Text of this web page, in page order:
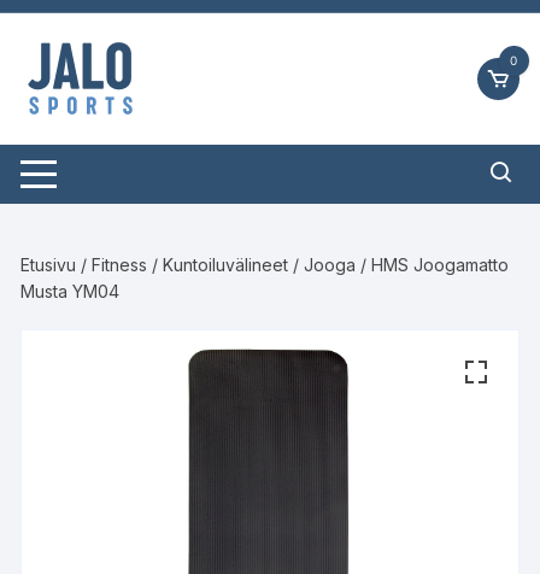
Siirry
suoraan
sisältöön
0
Etusivu /Fitness /Kuntoiluvälineet /Jooga / HMS Joogamatto
Musta YM04